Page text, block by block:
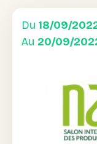
Du 18/09/
Au 20/09/